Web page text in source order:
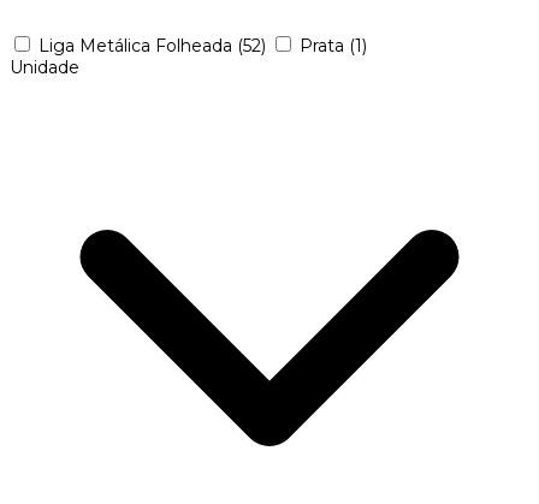
Liga Metálica Folheada (52) Prata (1)
Unidade